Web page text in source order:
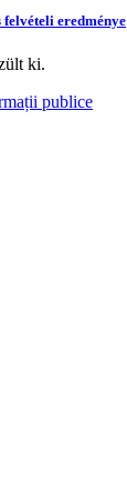
eredménye
ki.
publice